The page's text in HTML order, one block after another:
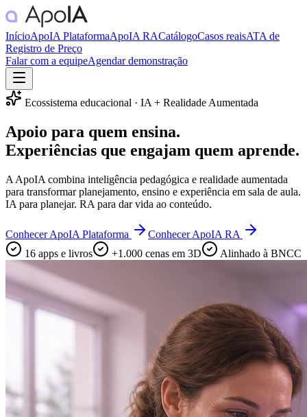
InícioApoIA PlataformaApoIA RACatálogoCasos reaisATA de
Registro de Preço
Falar com a equipeAgendar demonstração
Ecossistema educacional · IA + Realidade Aumentada
Apoio para quem ensina.
Experiências que engajam quem aprende.
A ApoIA combina inteligência pedagógica e realidade aumentada
para transformar planejamento, ensino e experiência em sala de aula.
IA para planejar. RA para dar vida ao conteúdo.
Conhecer ApoIA Plataforma
Conhecer ApoIA RA
16 apps e livros
+1.000 cenas em 3D Alinhado à BNCC